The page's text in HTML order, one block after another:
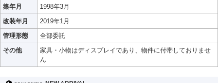
築年月
1998年3月
改装年月
2019年1月
管理形態
全部委託
その他
家具・小物はディスプレイであり、物件に付帯しておりませ
ん